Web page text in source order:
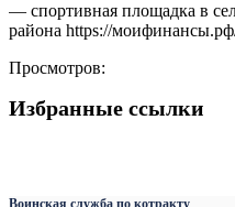
— спортивная площадка в
района https://
Просмотров:
Избранные ссылки
Воинская служба по котракту